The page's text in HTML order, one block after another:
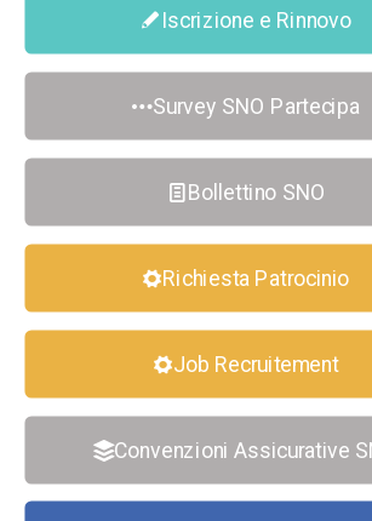
Iscrizione e Rinnovo
Survey SNO Partecipa
Bollettino SNO
Richiesta Patrocinio
Job Recruitement
Convenzioni Assicurative